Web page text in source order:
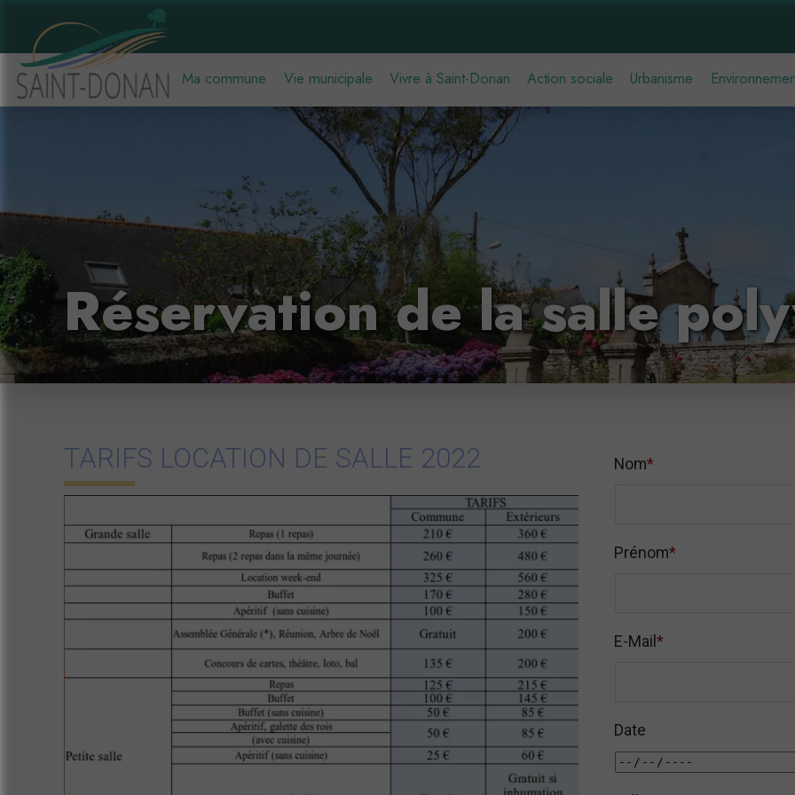
Ma commune Vie municipale Vivre à Saint-Donan Action sociale Urbanisme
Réservation de la salle
TARIFS LOCATION DE SALLE 2022 Nom*
Prénom*
E-Mail *
Date